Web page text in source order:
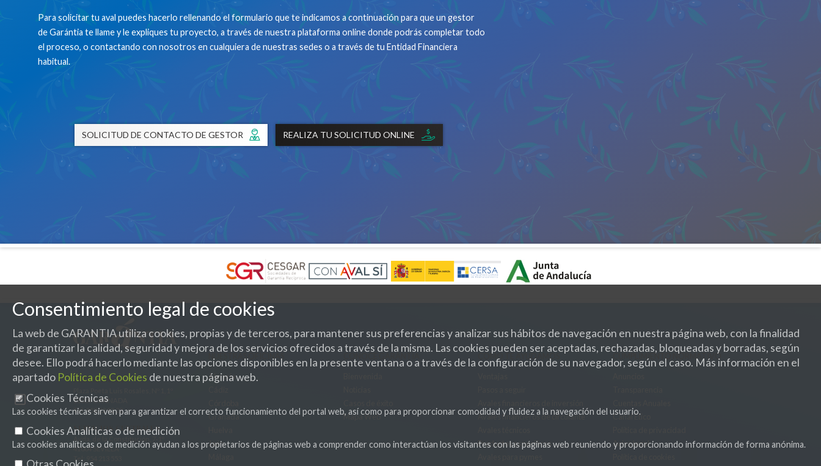
Para solicitar tu aval puedes hacerlo rellenando el formulario que te indicamos a continuación para que un gestor
de Garántia te llame y le expliques tu proyecto, a través de nuestra plataforma online donde podrás completar todo
el proceso, o contactando con nosotros en cualquiera de nuestras sedes o a través de tu Entidad Financiera
habitual.
SOLICITUD DE CONTACTO DE GESTOR REALIZA TU SOLICITUD ONLINE
PRESIDENCIA
18009 GRANADA
Tel:958 22 92 22
SERVICIOS CENTRALES
41004 SEVILLA
Tel:
Almería
Granada
Jaén
Mapa Web
COMO TE AYUDAMOS
Avales financieros de circulante
Productos específicos
CUMPLIMIENTO NORMATIVO
Canal Ético
Aviso legal
Consentimiento legal de cookies
La web de GARANTIA utiliza cookies, propias y de terceros, para mantener sus preferencias y analizar sus hábitos de navegación en nuestra página web, con la finalidad
de garantizar la calidad, seguridad y mejora de los servicios ofrecidos a través de la misma. Las cookies pueden ser aceptadas, rechazadas, bloqueadas y borradas, según
desee. Ello podrá hacerlo mediante las opciones disponibles en la presente ventana o a través de la configuración de su navegador, según el caso. Más información en el
apartado Política de Cookies de nuestra página web.
Cookies Técnicas
Las cookies técnicas sirven para garantizar el correcto funcionamiento del portal web, así como para proporcionar comodidad y fluidez a la navegación del usuario.
Cookies Analíticas o de medición
Las cookies analíticas o de medición ayudan a los propietarios de páginas web a comprender como interactúan los visitantes con las páginas web reuniendo y proporcionando información de forma anónima.